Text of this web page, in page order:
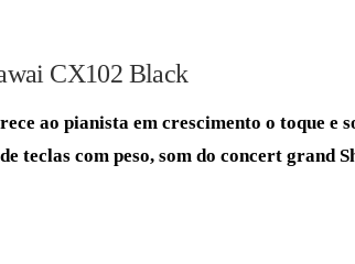
CX102 Black
ao pianista em crescimento o toque e
teclas com peso, som do concert